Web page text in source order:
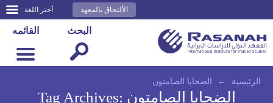
أختر اللغة الألتحاق بالمعهد
القائمه البحث
الرئيسية ← الضحايا الصامتون
Tag Archives: الضحايا الصامتون